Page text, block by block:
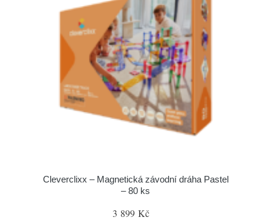
Cleverclixx – Magnetická závodní dráha Pastel
– 80 ks
3 899 Kč